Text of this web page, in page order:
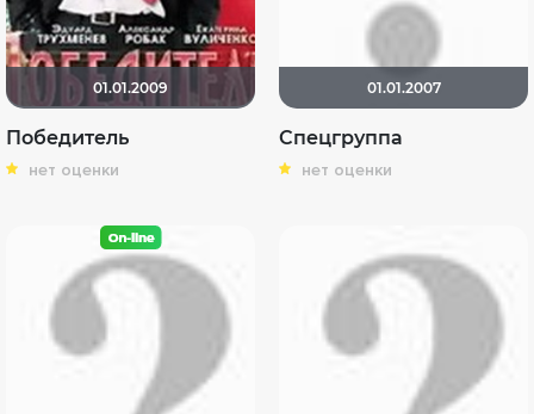
01.01.2009
Победитель
нет оценки
01.01.2007
Спецгруппа
нет оценки